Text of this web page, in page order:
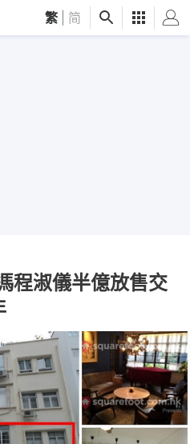
繁 简
程淑儀半億放售交